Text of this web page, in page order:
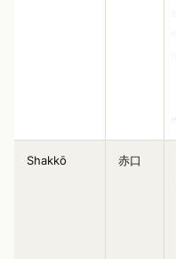
Shakkō 赤口